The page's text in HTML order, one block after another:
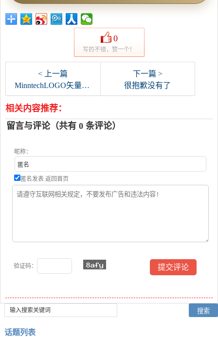
0
写的不错，赞一个！
< 上一篇
MinntechLOGO矢量标志
下一篇 >
很抱歉没有了
相关内容推荐：
留言与评论（共有 0 条评论）
昵称：
匿名发表 返回首页
验证码：
话题列表